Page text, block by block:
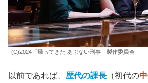
(C)2024「帰ってきた あぶない刑事」製作委員会
以前であれば、 歴代の課長 （初代の